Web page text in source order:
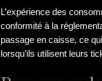
L’expérience des
conformité à la
passage en caisse, ce
lorsqu’ils utilisent leurs